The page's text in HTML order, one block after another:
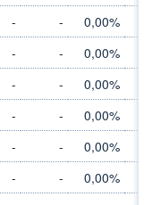
- -
0,00%
- -
0,00%
- -
0,00%
- -
0,00%
- -
0,00%
- -
0,00%